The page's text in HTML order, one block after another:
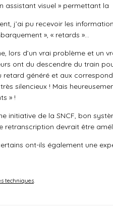
assistant visuel » permettant
j’ai pu recevoir les
», « retards »…
lors d’un vrai problème et un
ont du descendre du train
retard généré et aux
silencieux ! Mais
» !
initiative de la SNCF, bon
retranscription devrait être
ont-ils également une
techniques.